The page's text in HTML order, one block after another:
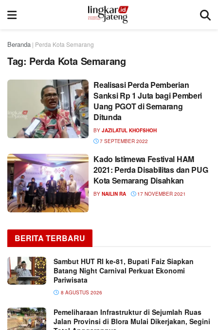
Beranda | Perda Kota Semarang
Tag: Perda Kota Semarang
Realisasi Perda Pemberian
Sanksi Rp 1 Juta bagi Pemberi
Uang PGOT di Semarang
Ditunda
BY JAZILATUL KHOFSHOH
7 SEPTEMBER 2022
Kado Istimewa Festival HAM
2021: Perda Disabilitas dan PUG
Kota Semarang Disahkan
BY NAILIN RA 17 NOVEMBER 2021
BERITA TERBARU
Sambut HUT RI ke-81, Bupati Faiz Siapkan
Batang Night Carnival Perkuat Ekonomi
Pariwisata
8 AGUSTUS 2026
Pemeliharaan Infrastruktur di Sejumlah Ruas
Jalan Provinsi di Blora Mulai Dikerjakan, Segini